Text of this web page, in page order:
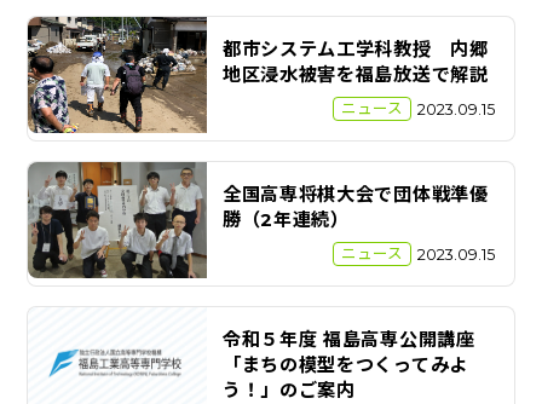
都市システム工学科教授 内郷
地区浸水被害を福島放送で解説
ニュース 2023.09.15
全国高専将棋大会で団体戦準優
勝（2年連続）
ニュース 2023.09.15
令和５年度 福島高専公開講座
「まちの模型をつくってみよ
う！」のご案内